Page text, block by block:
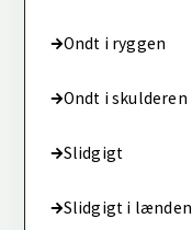
Ondt i ryggen
Ondt i skulderen
Slidgigt
Slidgigt i lænden